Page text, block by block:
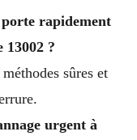
rapidement
?
sûres et
urgent à